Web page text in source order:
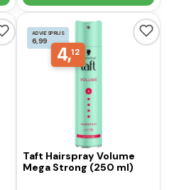
ADVIESPRIJS
6,99
4,12
Taft Hairspray Volume
Mega Strong (250 ml)